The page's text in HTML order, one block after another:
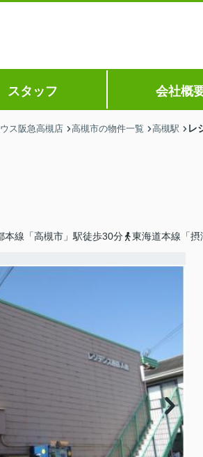
スタッフ 会社概
ス阪急高槻店 高槻市の物件一覧 高槻駅 レ
本線「高槻市」駅徒歩30分 東海道本線「